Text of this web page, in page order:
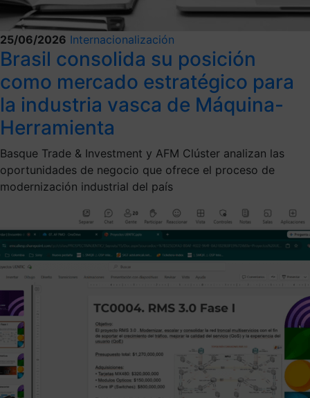
25/06/2026 Internacionalización
Brasil consolida su posición
como mercado estratégico para
la industria vasca de Máquina-
Herramienta
Basque Trade & Investment y AFM Clúster analizan las
oportunidades de negocio que ofrece el proceso de
modernización industrial del país